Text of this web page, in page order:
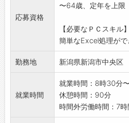
応募資格
〜64歳、定年を上限
【必要なＰＣスキル】
簡単なExcel処理が
勤務地 新潟県新潟市中央区
就業時間
就業時間：8時30分
休憩時間：90分
時間外労働時間：7時